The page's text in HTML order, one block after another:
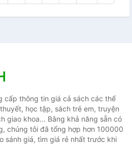
cấp thông tin giá cả sách các thể
học tập, sách trẻ em, truyện
giao khoa... Bằng khả năng sẵn có
chúng tôi đã tổng hợp hơn 100000
sánh giá, tìm giá rẻ nhất trước khi